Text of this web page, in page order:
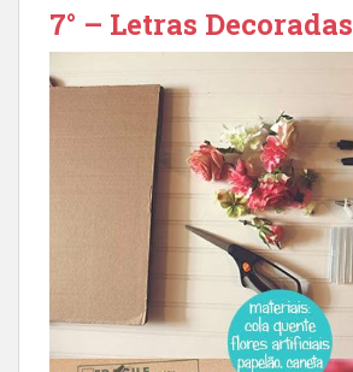
7° – Letras Decoradas